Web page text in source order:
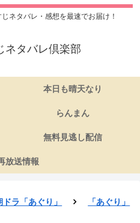
ネタバレ・感想を最速でお届け！
ネタバレ倶楽部
本日も晴天なり
らんまん
無料見逃し配信
放送情報
ドラ「あぐり」
「あぐり」